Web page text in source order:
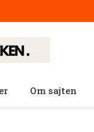
Om sajten